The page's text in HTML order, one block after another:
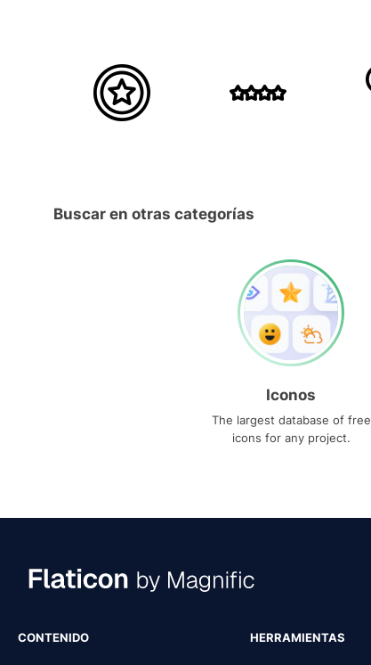
Buscar en otras categorías
Iconos
The largest database of free
icons for any project.
CONTENIDO HERRAMIENTAS